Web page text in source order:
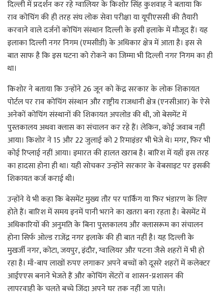
दिल्ली में प्रदर्शन कर रहे ग्वालियर के किशोर सिंह कुशवाह ने बताया कि
राव कोचिंग की ही तरह संघ लोक सेवा परीक्षा या यूपीएससी की तैयारी
करवाने वाले दर्जनों कोचिंग संस्थान दिल्ली के इसी इलाके में मौजूद हैं। यह
इलाका दिल्ली नगर निगम (एमसीडी) के अधिकार क्षेत्र में आता है। इस से
बात साफ है कि इस घटना को रोकने का जिम्मा भी दिल्ली नगर निगम का ही
था।
किशोर ने बताया कि उन्होंने 26 जून को केंद्र सरकार के लोक शिकायत
पोर्टल पर राव कोचिंग संस्थान और राष्ट्रीय राजधानी क्षेत्र (एनसीआर) के ऐसे
अनेकों कोचिंग संस्थानों की शिकायत अपलोड की थी, जो बेसमेंट में
पुस्तकालय अथवा क्लास का संचालन कर रहे हैं। लेकिन, कोई जवाब नहीं
आया। किशोर ने 15 और 22 जुलाई को 2 रिमाइंडर भी भेजे थे। मगर, फिर भी
कोई रिप्लाई नहीं आया। इमारत की हालत खराब है। बारिश में यहाँ इस तरह
का हादसा होना ही था। यही सोचकर उन्होंने सरकार के वेबसाइट पर इसकी
शिकायत कर्ज कराई थी।
उन्होंने ये भी कहा कि बेसमेंट मुख्य तौर पर पार्किंग या फिर भंडारण के लिए
होते हैं। बारिश में समय इनमें पानी भराने का खतरा बना रहता है। बेसमेंट में
अधिकारियों की अनुमति के बिना पुस्तकालय और क्लासरूम का संचालन
होना सिर्फ ओल्ड राजेंद्र नगर इलाके की ही बात नहीं है। यह दिल्ली के
मुखर्जी नगर, कोटा, जयपुर, इंदौर, ग्वालियर और पटना जैसे शहरों में भी हो
रहा है। माँ-बाप लाखों रुपए लगाकर अपने बच्चों को दूसरे शहरों में कलेक्टर
आईएएस बनाने भेजते हैं और कोचिंग सेंटरों व शासन-प्रशासन की
लापरवाही के चलते बच्चे जिंदा अपने घर तक नहीं जा पाते।